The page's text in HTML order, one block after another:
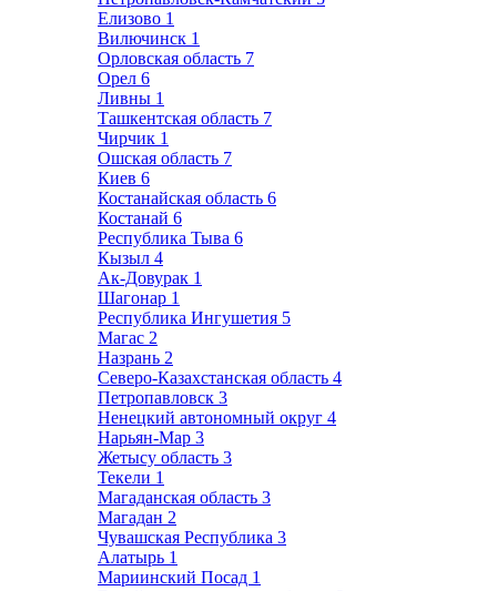
Елизово 1
Вилючинск 1
Орловская область 7
Орел 6
Ливны 1
Ташкентская область 7
Чирчик 1
Ошская область 7
Киев 6
Костанайская область 6
Костанай 6
Республика Тыва 6
Кызыл 4
Ак-Довурак 1
Шагонар 1
Республика Ингушетия 5
Магас 2
Назрань 2
Северо-Казахстанская область 4
Петропавловск 3
Ненецкий автономный округ 4
Нарьян-Мар 3
Жетысу область 3
Текели 1
Магаданская область 3
Магадан 2
Чувашская Республика 3
Алатырь 1
Мариинский Посад 1